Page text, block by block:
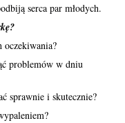
serca par młodych.
oczekiwania?
problemów w dniu
sprawnie i skutecznie?